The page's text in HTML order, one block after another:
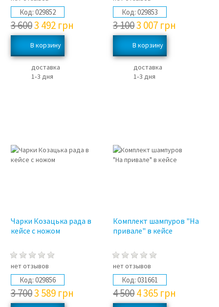
Код: 029852
3 6003 492 грн
доставка
1‑3 дня
Код: 029853
3 1003 007 грн
доставка
1‑3 дня
Чарки Козацька рада в
кейсе с ножом
нет отзывов
Код: 029856
3 7003 589 грн
Комплект шампуров "На
привале" в кейсе
нет отзывов
Код: 031661
4 5004 365 грн